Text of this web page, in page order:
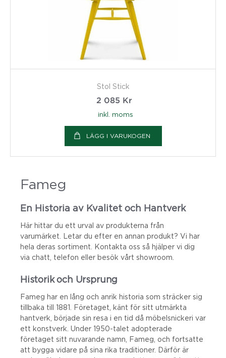
Stol Stick
2 085 Kr
inkl. moms
LÄGG I VARUKOGEN
Fameg
En Historia av Kvalitet och Hantverk
Här hittar du ett urval av produkterna från
varumärket. Letar du efter en annan produkt? Vi har
hela deras sortiment. Kontakta oss så hjälper vi dig
via chatt, telefon eller besök vårt showroom.
Historik och Ursprung
Fameg har en lång och anrik historia som sträcker sig
tillbaka till 1881. Företaget, känt för sitt utmärkta
hantverk, började sin resa i en tid då möbelsnickeri var
ett konstverk. Under 1950-talet adopterade
företaget sitt nuvarande namn, Fameg, och fortsatte
att bygga vidare på sina rika traditioner. Därför är